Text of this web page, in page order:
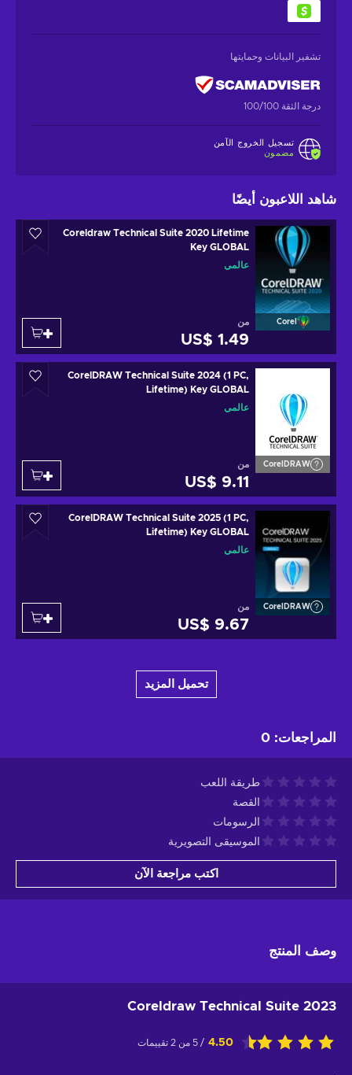
تشفير البيانات وحمايتها
درجة الثقة 100/100
تسجيل الخروج الآمن
مضمون
شاهد اللاعبون أيضًا
Corel
Coreldraw Technical Suite 2020 Lifetime
Key GLOBAL
عالمي
من
US$ 1.49
CorelDRAW
CorelDRAW Technical Suite 2024 (1 PC,
Lifetime) Key GLOBAL
عالمي
من
US$ 9.11
CorelDRAW
CorelDRAW Technical Suite 2025 (1 PC,
Lifetime) Key GLOBAL
عالمي
من
US$ 9.67
تحميل المزيد
المراجعات:
0
طريقة اللعب
القصة
الرسومات
الموسيقى التصويرية
اكتب مراجعة الآن
وصف المنتج
Coreldraw Technical Suite 2023
4.50 / 5 من 2 تقييمات